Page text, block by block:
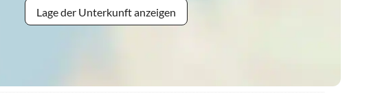
Lage der Unterkunft anzeigen